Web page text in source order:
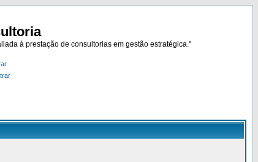
à prestação de consultorias em gestão estratégica."